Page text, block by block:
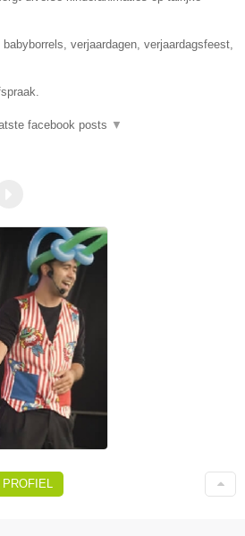
verjaardagen, verjaardagsfeest,
facebook posts ▼